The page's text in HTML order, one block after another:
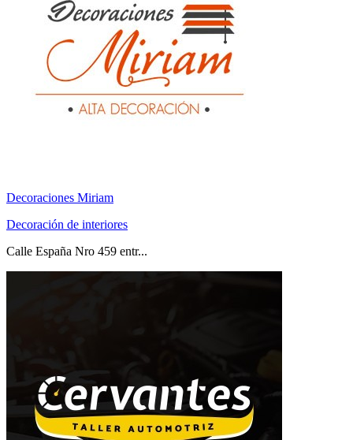
Decoraciones Miriam
Decoración de interiores
Calle España Nro 459 entr...